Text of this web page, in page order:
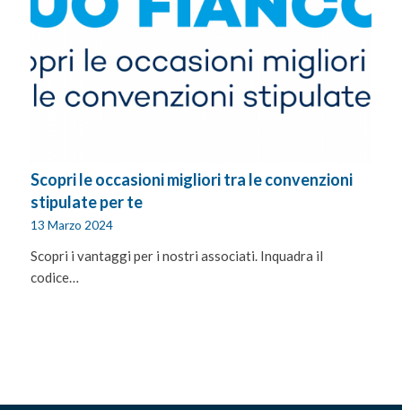
Scopri le occasioni migliori tra le convenzioni
stipulate per te
13 Marzo 2024
Scopri i vantaggi per i nostri associati. Inquadra il
codice…